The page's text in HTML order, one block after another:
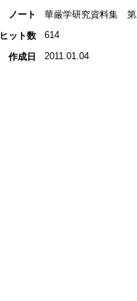
ノート
華厳学研究資料集
ヒット数
614
作成日 2011.01.04